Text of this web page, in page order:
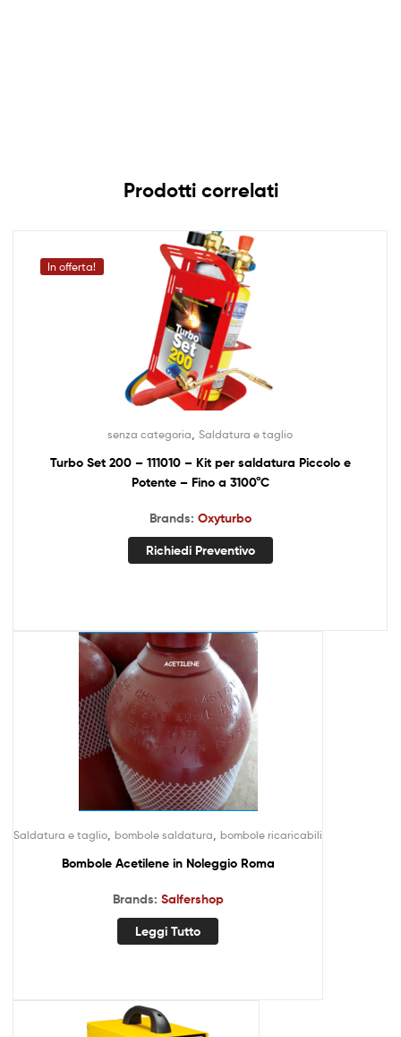
Prodotti correlati
In offerta!
senza categoria Saldatura e taglio
Turbo Set 200 – 111010 – Kit per saldatura Piccolo e
Potente – Fino a 3100°C
Brands: Oxyturbo
Richiedi Preventivo
Saldatura e taglio bombole saldatura bombole ricaricabili
Bombole Acetilene in Noleggio Roma
Brands: Salfershop
Leggi Tutto